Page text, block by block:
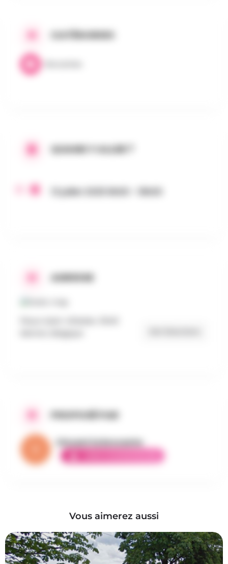
CATÉGORIES
QUAND Y ALLER ?
ADRESSE
PROPOSÉ PAR
Vincent la brocante
Vous aimerez aussi